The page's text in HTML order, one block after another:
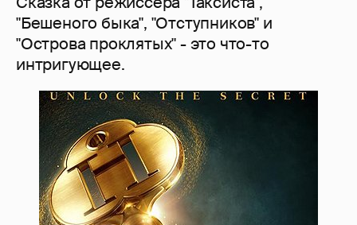
"Бешеного быка", "Отступников" и
"Острова проклятых" - это что-то
интригующее.